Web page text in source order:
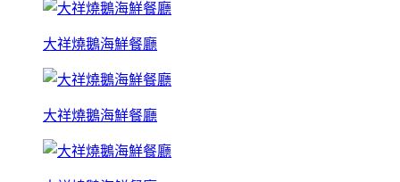
大祥燒鵝海鮮餐廳
大祥燒鵝海鮮餐廳